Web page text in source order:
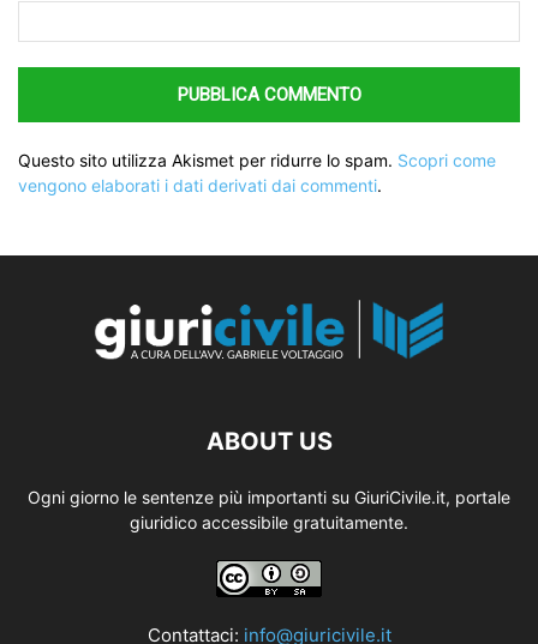
Questo sito utilizza Akismet per ridurre lo spam. Scopri come
vengono elaborati i dati derivati dai commenti.
ABOUT US
Ogni giorno le sentenze più importanti su GiuriCivile.it, portale
giuridico accessibile gratuitamente.
Contattaci: info@giuricivile.it